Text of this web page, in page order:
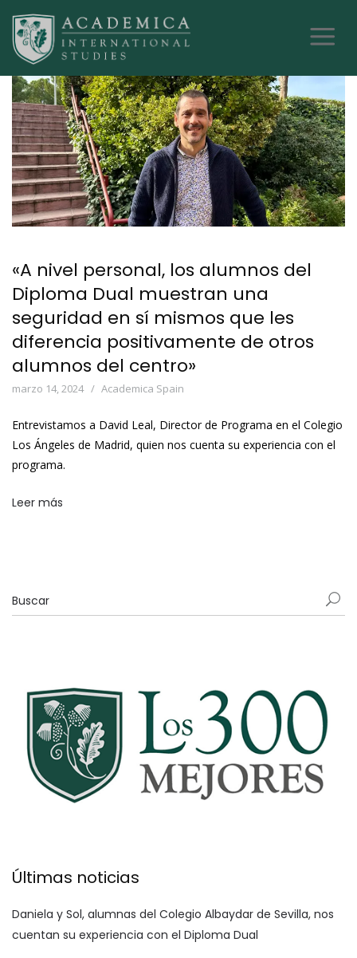
«A nivel personal, los alumnos del
Diploma Dual muestran una
seguridad en sí mismos que les
diferencia positivamente de otros
alumnos del centro»
marzo 14, 2024 Academica Spain
Entrevistamos a David Leal, Director de Programa en el Colegio
Los Ángeles de Madrid, quien nos cuenta su experiencia con el
programa.
Leer más
Últimas noticias
Daniela y Sol, alumnas del Colegio Albaydar de Sevilla, nos
cuentan su experiencia con el Diploma Dual